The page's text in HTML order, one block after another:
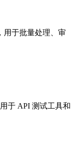
用于批量处理、审
于 API 测试工具和